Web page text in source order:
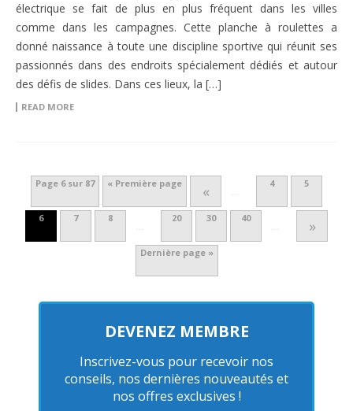
électrique se fait de plus en plus fréquent dans les villes
comme dans les campagnes. Cette planche à roulettes a
donné naissance à toute une discipline sportive qui réunit ses
passionnés dans des endroits spécialement dédiés et autour
des défis de slides. Dans ces lieux, la […]
READ MORE
Page 6 sur 87 « Première page « …
4 5
6 7 8
…
20 30 40
… »
Dernière page »
DEVENEZ MEMBRE
Inscrivez-vous pour recevoir nos
conseils, nos dernières nouveautés et
nos offres exclusives !